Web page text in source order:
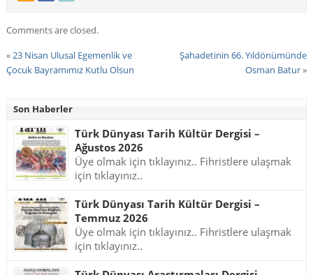
Comments are closed.
«23 Nisan Ulusal Egemenlik ve
Çocuk Bayramımız Kutlu Olsun
Şahadetinin 66. Yıldönümünde
Osman Batur»
Son Haberler
Türk Dünyası Tarih Kültür Dergisi –
Ağustos 2026
Üye olmak için tıklayınız.. Fihristlere ulaşmak
için tıklayınız..
Türk Dünyası Tarih Kültür Dergisi –
Temmuz 2026
Üye olmak için tıklayınız.. Fihristlere ulaşmak
için tıklayınız..